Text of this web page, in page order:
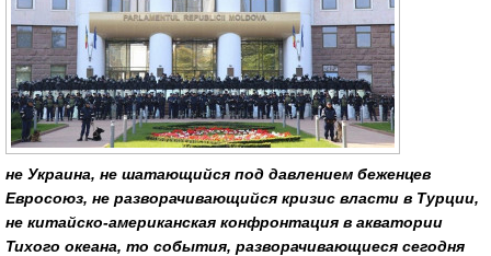
не Украина, не шатающийся под давлением беженцев
Евросоюз, не разворачивающийся кризис власти в Турции,
не китайско-американская конфронтация в акватории
Тихого океана, то события, разворачивающиеся сегодня